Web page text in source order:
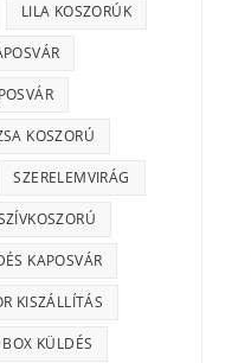
LILA KOSZORÚK
KOSZORÚ
SZERELEMVIRÁG
KAPOSVÁR
KISZÁLLÍTÁS
KÜLDÉS